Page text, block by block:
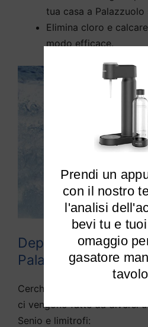
tua casa a Palazzuolo
Elimina cloro e
modo efficace.
Depuratori acqua
Palazzuolo sul Senio
Cerchiamo di rispondere
ci vengono fatte da diversi
Senio e limitrofi:
Prendi un
l'analisi
bevi tu e
omaggio
gasatore